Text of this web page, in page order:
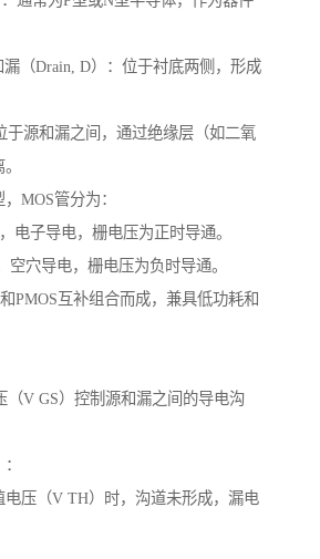
漏（Drain, D）：位于衬底两侧，形成
于源和漏之间，通过绝缘层（如二氧
MOS管分为：
电子导电，栅电压为正时导通。
空穴导电，栅电压为负时导通。
PMOS互补组合而成，兼具低功耗和
（V GS）控制源和漏之间的导电沟
电压（V TH）时，沟道未形成，漏电